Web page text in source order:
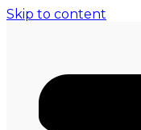
Skip to content